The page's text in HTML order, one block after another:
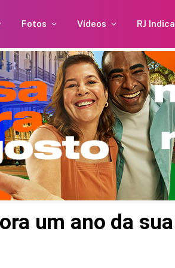
Fotos Vídeos RJ Indica
um ano da sua